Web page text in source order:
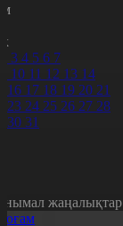
3 4 5 6 7
10 11 12 13 14
16 17 18 19 20 21
23 24 25 26 27 28
30 31
жаңалықтар